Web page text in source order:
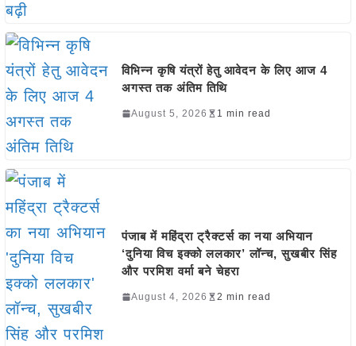
विभिन्न कृषि यंत्रों हेतु आवेदन के लिए आज 4
अगस्त तक अंतिम तिथि
August 5, 2026 1 min read
पंजाब में महिंद्रा ट्रैक्टर्स का नया अभियान
‘दुनिया विच इक्को ललकार’ लॉन्च, सुखबीर सिंह
और परमिश वर्मा बने चेहरा
August 4, 2026 2 min read